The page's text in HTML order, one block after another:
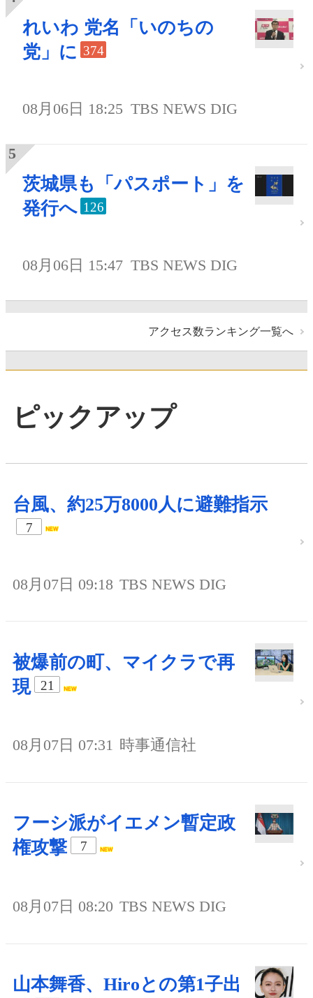
れいわ 党名「いのちの
党」に 374
08月06日 18:25 TBS NEWS DIG
茨城県も「パスポート」を
発行へ 126
08月06日 15:47 TBS NEWS DIG
アクセス数ランキング一覧へ
ピックアップ
台風、約25万8000人に避難指示
7
08月07日 09:18 TBS NEWS DIG
被爆前の町、マイクラで再
現
21
08月07日 07:31 時事通信社
フーシ派がイエメン暫定政
権攻撃
7
08月07日 08:20 TBS NEWS DIG
山本舞香、Hiroとの第1子出